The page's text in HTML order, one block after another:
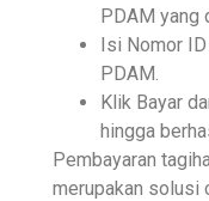
PDAM yang
Isi Nomor
PDAM.
Klik Bayar
hingga
Pembayaran
merupakan solusi